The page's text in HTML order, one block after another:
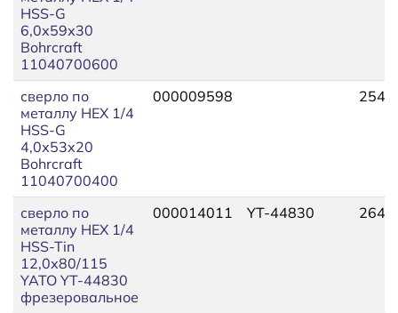
HSS-G
6,0х59х30
Bohrcraft
11040700600
сверло по
металлу HEX 1/4
HSS-G
4,0х53х20
Bohrcraft
11040700400
000009598
сверло по
металлу HEX 1/4
HSS-Tin
12,0х80/115
YATO YT-44830
фрезеровальное
000014011 YT-44830